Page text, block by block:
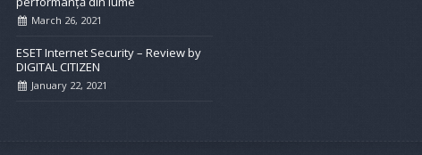
March 26, 2021
ESET Internet Security – Review by
DIGITAL CITIZEN
January 22, 2021